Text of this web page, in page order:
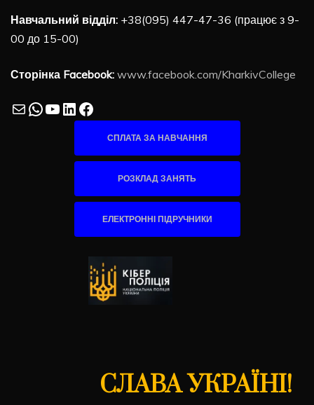
Навчальний відділ: +38(095) 447-47-36 (працює з 9-
00 до 15-00)
Сторінка Facebook: www.facebook.com/KharkivCollege
MailWhatsApp
YouTube
LinkedIn
Facebook
СПЛАТА ЗА НАВЧАННЯ
РОЗКЛАД ЗАНЯТЬ
ЕЛЕКТРОННІ ПІДРУЧНИКИ
СЛАВА УКРАЇНІ!